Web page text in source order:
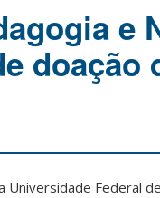
e
doação
Universidade Federal